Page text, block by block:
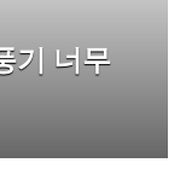
기 너무